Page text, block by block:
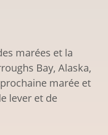
marées et la
Bay, Alaska,
marée et
lever et de